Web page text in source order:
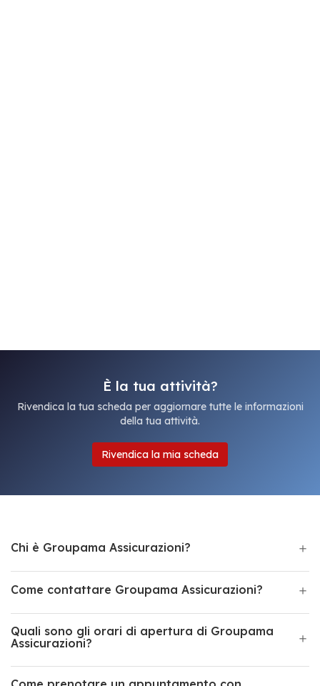
È la tua attività?
Rivendica la tua scheda per aggiornare tutte le informazioni
della tua attività.
Rivendica la mia scheda
Chi è Groupama Assicurazioni?
Come contattare Groupama Assicurazioni?
Quali sono gli orari di apertura di Groupama
Assicurazioni?